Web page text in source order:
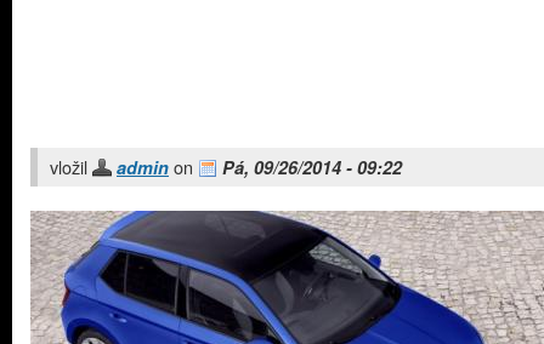
vložil admin on Pá, 09/26/2014 - 09:22